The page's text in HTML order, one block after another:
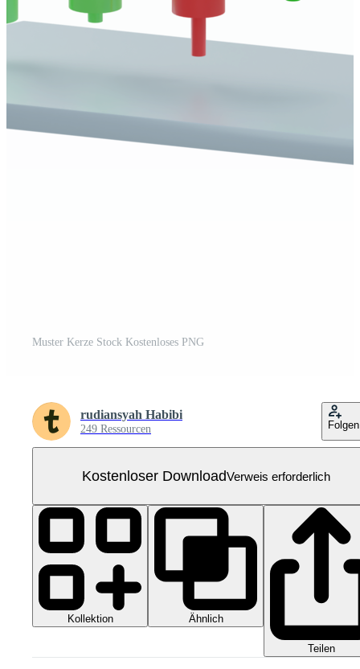
Muster Kerze Stock Kostenloses PNG
rudiansyah Habibi
249 Ressourcen Folgen
Kostenloser DownloadVerweis erforderlich
Kollektion Ähnlich
Teilen